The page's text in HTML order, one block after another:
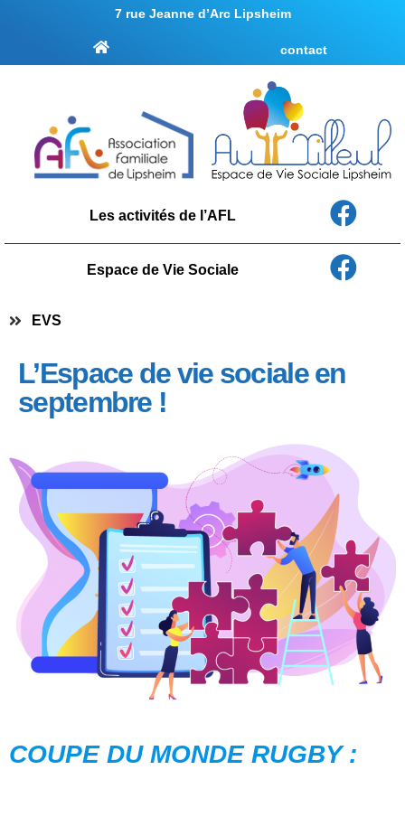
7 rue Jeanne d’Arc Lipsheim
contact
Les activités de l’AFL
Espace de Vie Sociale
EVS
L’Espace de vie sociale en
septembre !
COUPE DU MONDE RUGBY :